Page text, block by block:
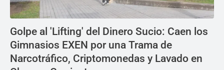
Golpe al 'Lifting' del Dinero Sucio: Caen los
Gimnasios EXEN por una Trama de
Narcotráfico, Criptomonedas y Lavado en